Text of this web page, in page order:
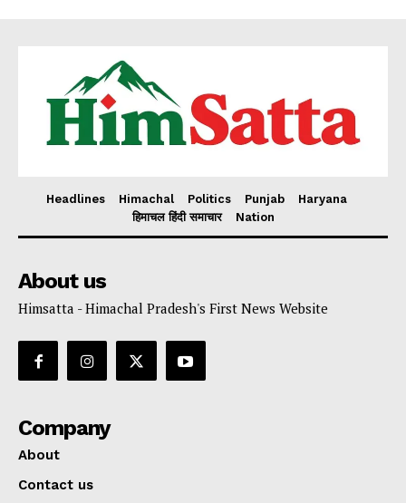
Headlines Himachal Politics Punjab
Haryana
हिमाचल हिंदी समाचार
Nation
About us
Himsatta - Himachal Pradesh's First News Website
Company
About
Contact us